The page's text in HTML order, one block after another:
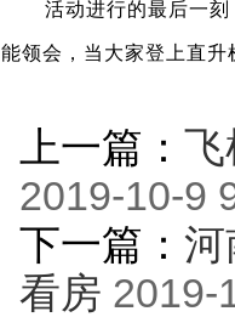
活动进行的最后一
能领会，当大家登上直
上一篇： 飞
2019-10-9
下一篇：
看房 2019-